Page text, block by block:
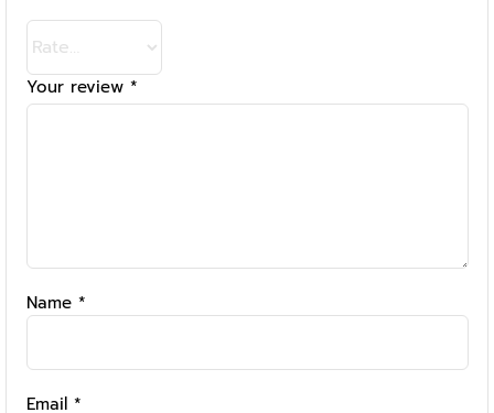
Your review *
Name *
Email *